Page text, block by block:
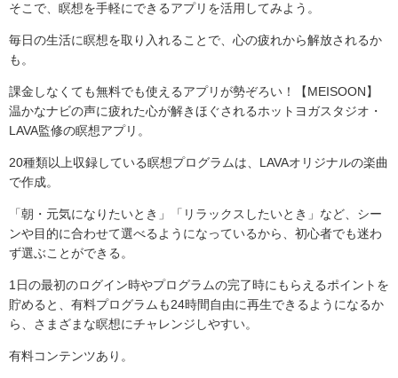
そこで、瞑想を手軽にできるアプリを活用してみよう。
毎日の生活に瞑想を取り入れることで、心の疲れから解放されるか
も。
課金しなくても無料でも使えるアプリが勢ぞろい！【MEISOON】
温かなナビの声に疲れた心が解きほぐされるホットヨガスタジオ・
LAVA監修の瞑想アプリ。
20種類以上収録している瞑想プログラムは、LAVAオリジナルの楽曲
で作成。
「朝・元気になりたいとき」「リラックスしたいとき」など、シー
ンや目的に合わせて選べるようになっているから、初心者でも迷わ
ず選ぶことができる。
1日の最初のログイン時やプログラムの完了時にもらえるポイントを
貯めると、有料プログラムも24時間自由に再生できるようになるか
ら、さまざまな瞑想にチャレンジしやすい。
有料コンテンツあり。